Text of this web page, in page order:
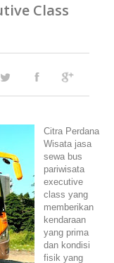
Class
Citra Perdana
Wisata jasa
sewa bus
pariwisata
executive
class yang
memberikan
kendaraan
yang prima
dan kondisi
fisik yang